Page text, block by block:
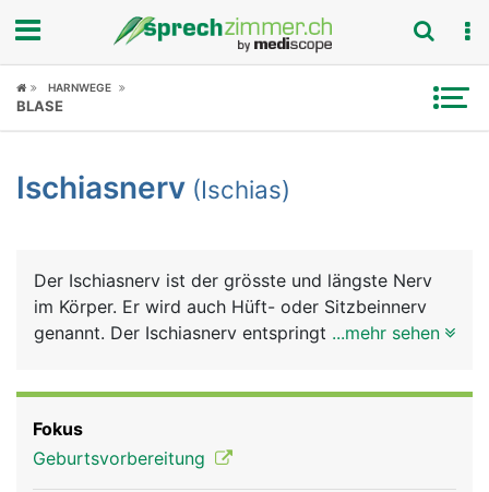
Fokus
Symptome
News
Rubriken
HARNWEGE
BLASE
Ischiasnerv (Ischias)
Der Ischiasnerv ist der grösste und längste Nerv
im Körper. Er wird auch Hüft- oder Sitzbeinnerv
genannt. Der Ischiasnerv entspringt in Höhe der
Rückseite des Beines und zieht bis zu den Zehen.
In Höhe der Kniekehle teilt er sich in einen
...mehr sehen
Fokus
Geburtsvorbereitung